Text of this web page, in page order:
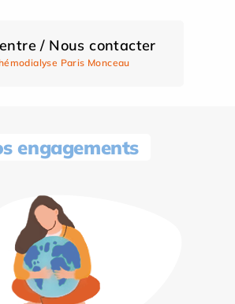
/ Nous contacter
Paris Monceau
engagements